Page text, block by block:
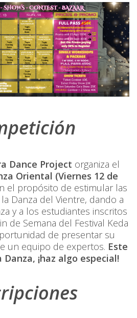
Dance Project organiza el
Oriental (Viernes 12 de
el propósito de estimular las
Danza del Vientre, dando a
y a los estudiantes inscritos
de Semana del Festival Keda
de presentar su
un equipo de expertos. Este
¡haz algo especial!